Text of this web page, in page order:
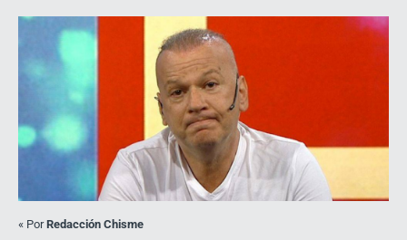
« PorRedacción Chisme